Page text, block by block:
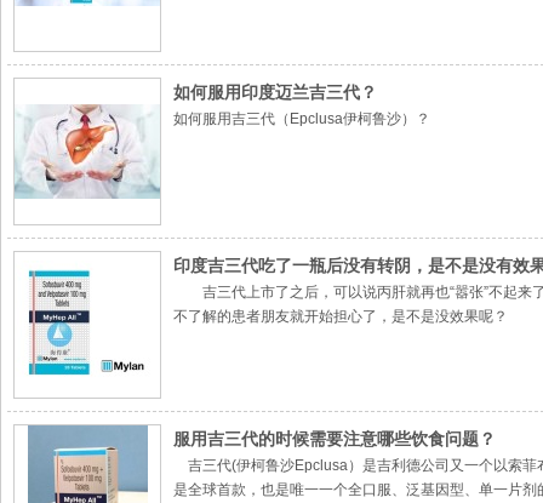
如何服用印度迈兰吉三代？
如何服用吉三代（Epclusa伊柯鲁沙）？
印度吉三代吃了一瓶后没有转阴，是不是没有效
吉三代上市了之后，可以说丙肝就再也“嚣张”不起来
不了解的患者朋友就开始担心了，是不是没效果呢？
服用吉三代的时候需要注意哪些饮食问题？
吉三代(伊柯鲁沙Epclusa）是吉利德公司又一个以索菲
是全球首款，也是唯一一个全口服、泛基因型、单一片剂